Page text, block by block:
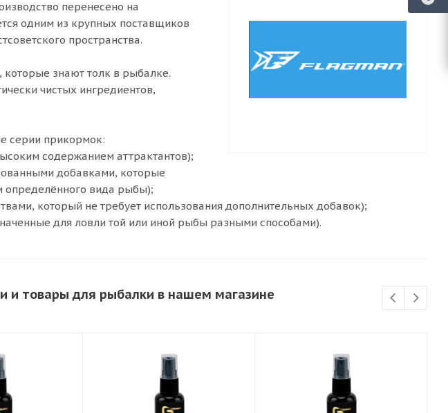
перенесено на
одним из крупных поставщиков
пространства.
знают толк в рыбалке.
чистых ингредиентов,
серии прикормок:
содержанием аттрактантов);
добавками, которые
определённого вида рыбы);
который не требует использования дополнительных добавок);
для ловли той или иной рыбы разными способами).
и товары для рыбалки в нашем магазине